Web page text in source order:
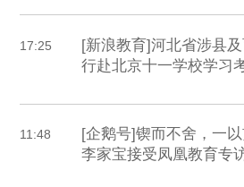
17:25
[新浪教育]河北省涉县
行赴北京十一学校学习
11:48
[企鹅号]锲而不舍，一
李家宝接受凤凰教育专